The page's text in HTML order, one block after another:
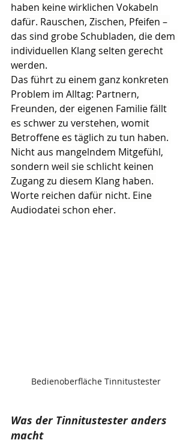
haben keine wirklichen Vokabeln
dafür. Rauschen, Zischen, Pfeifen –
das sind grobe Schubladen, die dem
individuellen Klang selten gerecht
werden.
Das führt zu einem ganz konkreten
Problem im Alltag: Partnern,
Freunden, der eigenen Familie fällt
es schwer zu verstehen, womit
Betroffene es täglich zu tun haben.
Nicht aus mangelndem Mitgefühl,
sondern weil sie schlicht keinen
Zugang zu diesem Klang haben.
Worte reichen dafür nicht. Eine
Audiodatei schon eher.
Bedienoberfläche Tinnitustester
Was der Tinnitustester anders
macht